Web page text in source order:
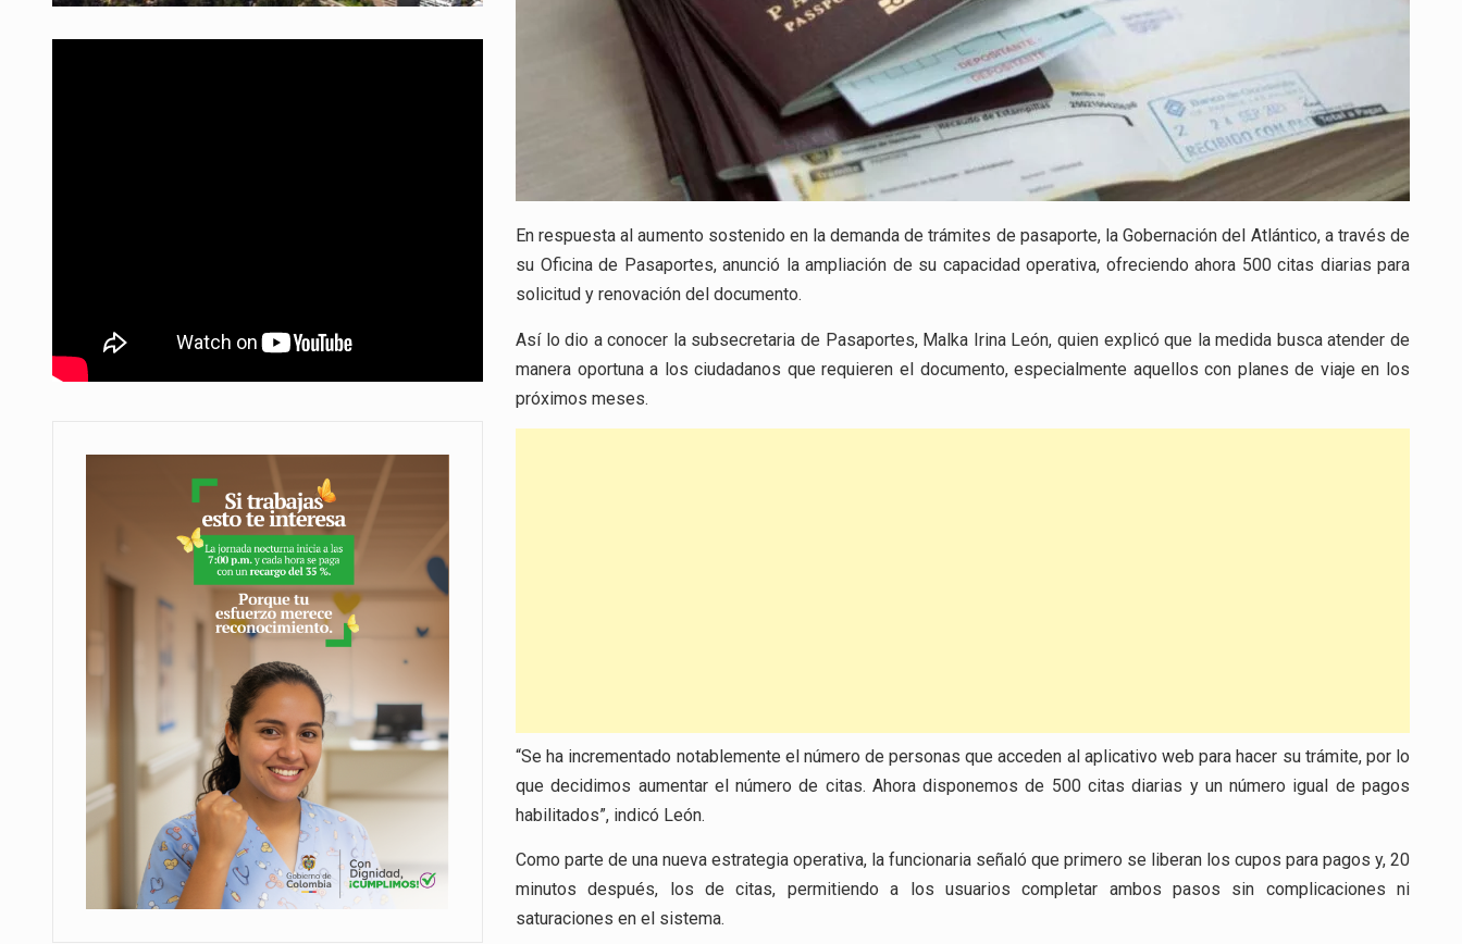
FACILITAR
TRÁMITES
En respuesta al aumento sostenido en la demanda de trámites de pasaporte, la Gobernación del Atlántico, a través de
su Oficina de Pasaportes, anunció la ampliación de su capacidad operativa, ofreciendo ahora 500 citas diarias para
solicitud y renovación del documento.
Así lo dio a conocer la subsecretaria de Pasaportes, Malka Irina León, quien explicó que la medida busca atender de
manera oportuna a los ciudadanos que requieren el documento, especialmente aquellos con planes de viaje en los
próximos meses.
“Se ha incrementado notablemente el número de personas que acceden al aplicativo web para hacer su trámite, por lo
que decidimos aumentar el número de citas. Ahora disponemos de 500 citas diarias y un número igual de pagos
habilitados”, indicó León.
Como parte de una nueva estrategia operativa, la funcionaria señaló que primero se liberan los cupos para pagos y, 20
minutos después, los de citas, permitiendo a los usuarios completar ambos pasos sin complicaciones ni
saturaciones en el sistema.